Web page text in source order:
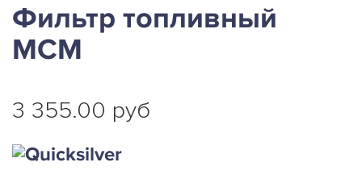
Фильтр топливный
MCM
3 355.00 руб